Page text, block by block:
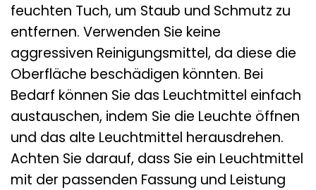
feuchten Tuch, um Staub und Schmutz zu
entfernen. Verwenden Sie keine
aggressiven Reinigungsmittel, da diese die
Oberfläche beschädigen könnten. Bei
Bedarf können Sie das Leuchtmittel einfach
austauschen, indem Sie die Leuchte öffnen
und das alte Leuchtmittel herausdrehen.
Achten Sie darauf, dass Sie ein Leuchtmittel
mit der passenden Fassung und Leistung